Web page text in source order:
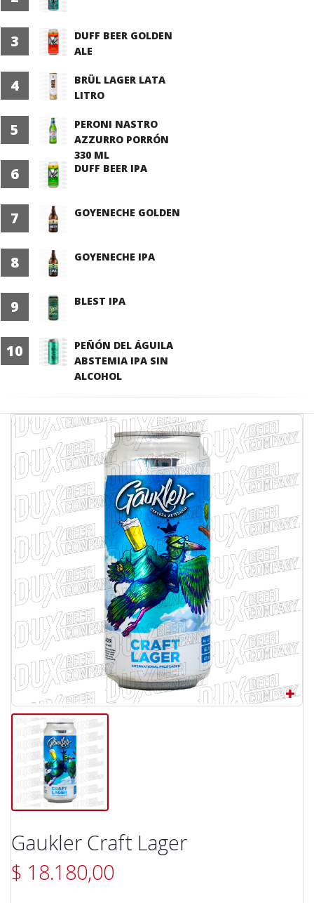
3
DUFF BEER GOLDEN
ALE
4
BRÜL LAGER LATA
LITRO
5
PERONI NASTRO
AZZURRO PORRÓN
330 ML
6 DUFF BEER IPA
7 GOYENECHE GOLDEN
8 GOYENECHE IPA
9 BLEST IPA
10
PEÑÓN DEL ÁGUILA
ABSTEMIA IPA SIN
ALCOHOL
Gaukler Craft Lager
$ 18.180,00